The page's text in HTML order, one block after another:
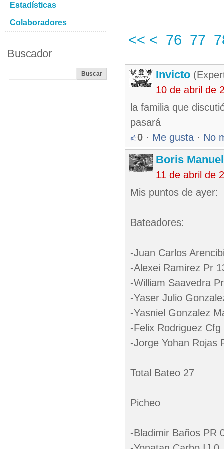
<< < 76 77
Invicto
10 de abril de
la familia que
pasará
0 · Me gusta · No
Boris
11 de abril de
Mis puntos de ayer:
Bateadores:
-Juan Carlos
-Alexei Ramirez Pr
-William Saavedra
-Yaser Julio
-Yasniel Gonzalez
-Felix Rodriguez Cfg
-Jorge Yohan Rojas
Total Bateo 27
Picheo
-Bladimir Baños PR
Estadísticas
Colaboradores
Buscador